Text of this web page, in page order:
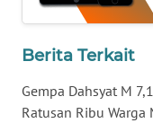
Berita Terkait
Gempa Dahsyat M
Ratusan Ribu Warga
SULBAR